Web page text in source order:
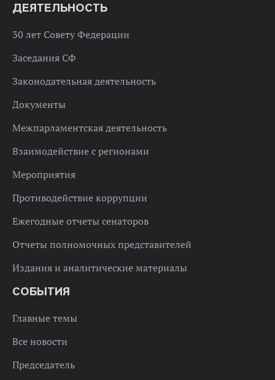
ДЕЯТЕЛЬНОСТЬ
30 лет Совету Федерации
Заседания СФ
Законодательная деятельность
Документы
Межпарламентская деятельность
Взаимодействие с регионами
Мероприятия
Противодействие коррупции
Ежегодные отчеты сенаторов
Отчеты полномочных представителей
Издания и аналитические материалы
СОБЫТИЯ
Главные темы
Все новости
Председатель